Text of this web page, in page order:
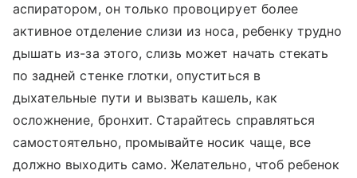
аспиратором, он только провоцирует более
активное отделение слизи из носа, ребенку трудно
дышать из-за этого, слизь может начать стекать
по задней стенке глотки, опуститься в
дыхательные пути и вызвать кашель, как
осложнение, бронхит. Старайтесь справляться
самостоятельно, промывайте носик чаще, все
должно выходить само. Желательно, чтоб ребенок